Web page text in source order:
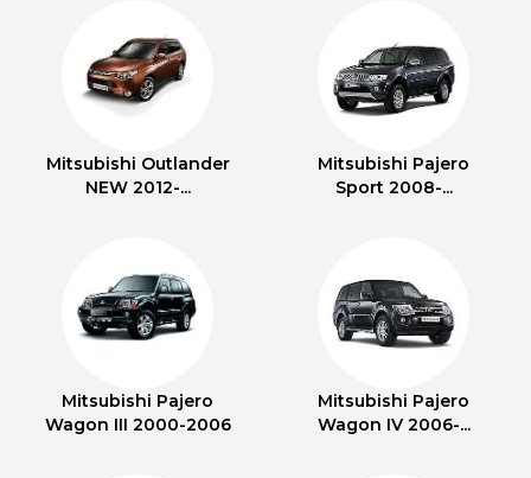
Mitsubishi Outlander
NEW 2012-...
Mitsubishi Pajero
Sport 2008-...
Mitsubishi Pajero
Wagon III 2000-2006
Mitsubishi Pajero
Wagon IV 2006-...